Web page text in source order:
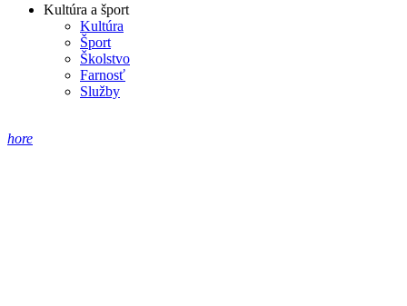
Kultúra a šport
Kultúra
Šport
Školstvo
Farnosť
Služby
hore